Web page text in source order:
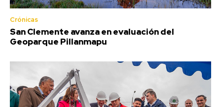
Crónicas
San Clemente avanza en evaluación del
Geoparque Pillanmapu